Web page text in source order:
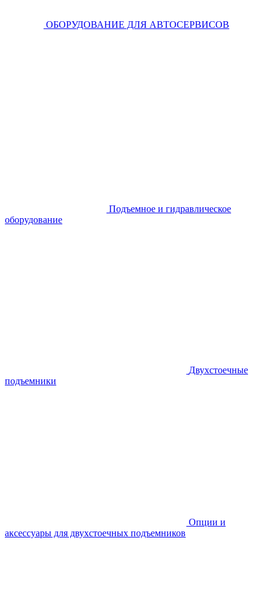
ОБОРУДОВАНИЕ ДЛЯ АВТОСЕРВИСОВ
Подъемное и гидравлическое
оборудование
Двухстоечные
подъемники
Опции и
аксессуары для двухстоечных подъемников